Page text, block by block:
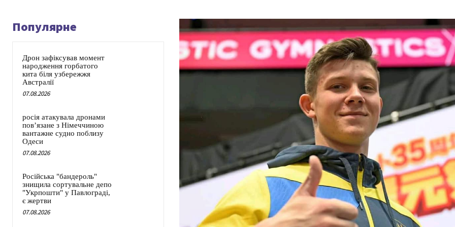
Популярне
Дрон зафіксував момент
народження горбатого
кита біля узбережжя
Австралії
07.08.2026
росія атакувала дронами
пов’язане з Німеччиною
вантажне судно поблизу
Одеси
07.08.2026
Російська "бандероль"
знищила сортувальне депо
"Укрпошти" у Павлограді,
є жертви
07.08.2026